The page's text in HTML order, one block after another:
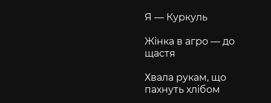
Я — Куркуль
Жінка в агро — до
щастя
Хвала рукам, що
пахнуть хлібом